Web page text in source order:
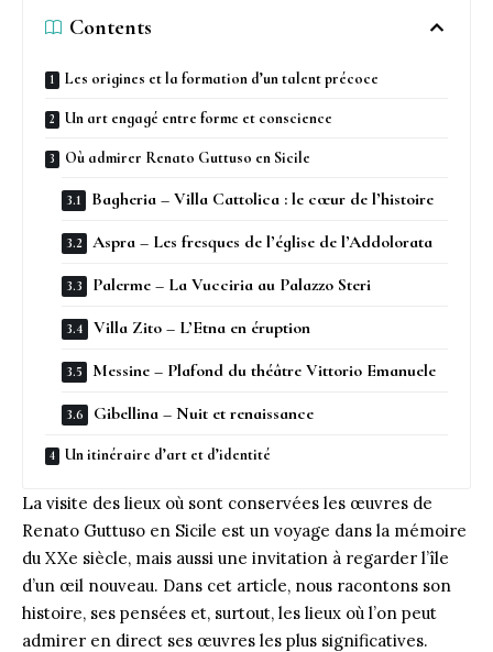
Contents
Les origines et la formation d’un talent précoce
Un art engagé entre forme et conscience
Où admirer Renato Guttuso en Sicile
Bagheria – Villa Cattolica : le cœur de l’histoire
Aspra – Les fresques de l’église de l’Addolorata
Palerme – La Vucciria au Palazzo Steri
Villa Zito – L’Etna en éruption
Messine – Plafond du théâtre Vittorio Emanuele
Gibellina – Nuit et renaissance
Un itinéraire d’art et d’identité
La visite des lieux où sont conservées les œuvres de
Renato Guttuso en Sicile est un voyage dans la mémoire
du XXe siècle, mais aussi une invitation à regarder l’île
d’un œil nouveau. Dans cet article, nous racontons son
histoire, ses pensées et, surtout, les lieux où l’on peut
admirer en direct ses œuvres les plus significatives.